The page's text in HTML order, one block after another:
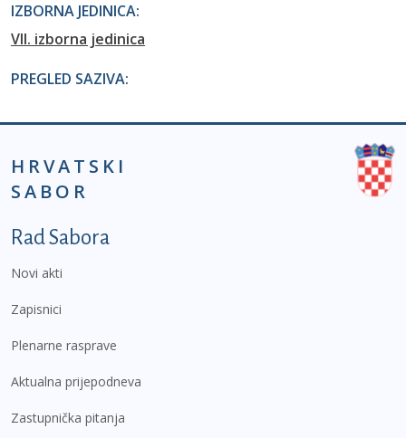
IZBORNA JEDINICA:
VII. izborna jedinica
PREGLED SAZIVA:
HRVATSKI
SABOR
Podnožje prvi izbornik
Rad Sabora
Novi akti
Zapisnici
Plenarne rasprave
Aktualna prijepodneva
Zastupnička pitanja